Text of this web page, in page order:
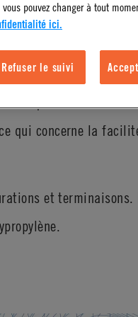
large variété
que sa connexion
qui concerne la
et terminaisons.
pouvez changer à tout
ici.
Refuser le suivi